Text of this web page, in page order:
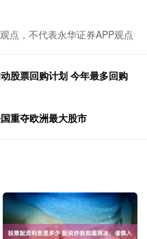
点，不代表永华证券APP观点
股票回购计划 今年最多回购
重夺欧洲最大股市